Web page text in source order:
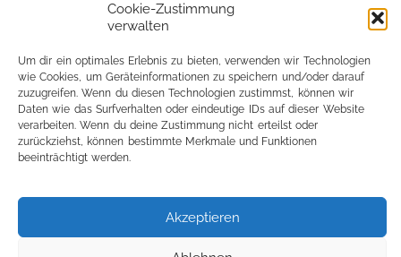
Cookie-Zustimmung
verwalten
Um dir ein optimales Erlebnis zu bieten, verwenden wir Technologien
wie Cookies, um Geräteinformationen zu speichern und/oder darauf
zuzugreifen. Wenn du diesen Technologien zustimmst, können wir
Daten wie das Surfverhalten oder eindeutige IDs auf dieser Website
verarbeiten. Wenn du deine Zustimmung nicht erteilst oder
zurückziehst, können bestimmte Merkmale und Funktionen
beeinträchtigt werden.
Akzeptieren
Newsletter
Anmeldung
Mitglied
werden